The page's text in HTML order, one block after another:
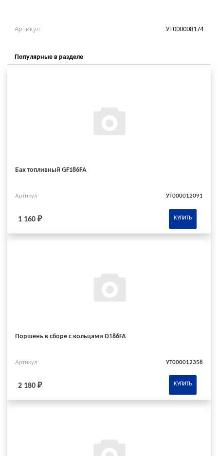
Артикул УТ000008174
Популярные в разделе
Бак топливный GF186FА
Артикул УТ000012091
1 160 ₽ КУПИТЬ
Поршень в сборе с кольцами D186FA
Артикул УТ000012358
2 180 ₽ КУПИТЬ